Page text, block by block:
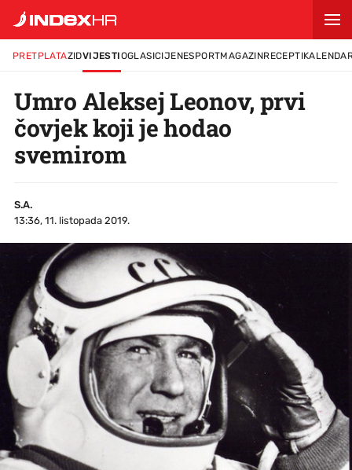
PRETPLATAZIDVIJESTIOGLASICIJENESPORTMAGAZINRECEPTI
Umro Aleksej Leonov, prvi
čovjek koji je hodao
svemirom
S.A.
13:36, 11. listopada 2019.